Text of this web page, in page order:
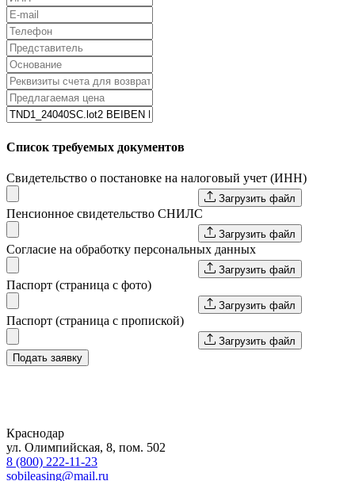
Список требуемых документов
Свидетельство о постановке на налоговый учет (ИНН)
Загрузить файл
Пенсионное свидетельство СНИЛС
Загрузить файл
Согласие на обработку персональных данных
Загрузить файл
Паспорт (страница с фото)
Загрузить файл
Паспорт (страница с пропиской)
Загрузить файл
Подать заявку
Краснодар
ул. Олимпийская, 8, пом. 502
8 (800) 222-11-23
sobileasing@mail.ru